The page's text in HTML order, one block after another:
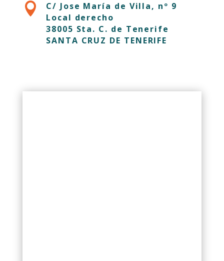

C/ Jose María de Villa, nº 9
Local derecho
38005 Sta. C. de Tenerife
SANTA CRUZ DE TENERIFE